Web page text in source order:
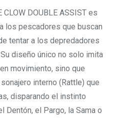
CLOW DOUBLE ASSIST es
los pescadores que buscan
tentar a los depredadores
diseño único no solo imita
movimiento, sino que
interno (Rattle) que
disparando el instinto
el Pargo, la Sama o